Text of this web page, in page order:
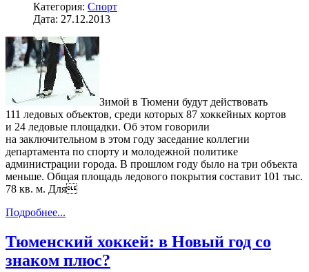
Категория: Спорт
Дата: 27.12.2013
Зимой в Тюмени будут действовать
111 ледовых объектов, среди которых 87 хоккейных кортов
и 24 ледовые площадки. Об этом говорили
на заключительном в этом году заседание коллегии
департамента по спорту и молодежной политике
администрации города. В прошлом году было на три объекта
меньше. Общая площадь ледового покрытия составит 101 тыс.
78 кв. м. Для
Подробнее...
Тюменский хоккей: в Новый год со
знаком плюс?